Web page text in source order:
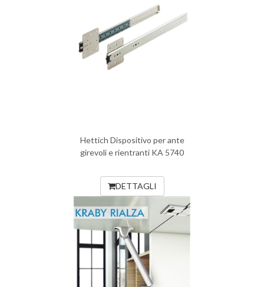
Hettich Dispositivo per ante
girevoli e rientranti KA 5740
DETTAGLI